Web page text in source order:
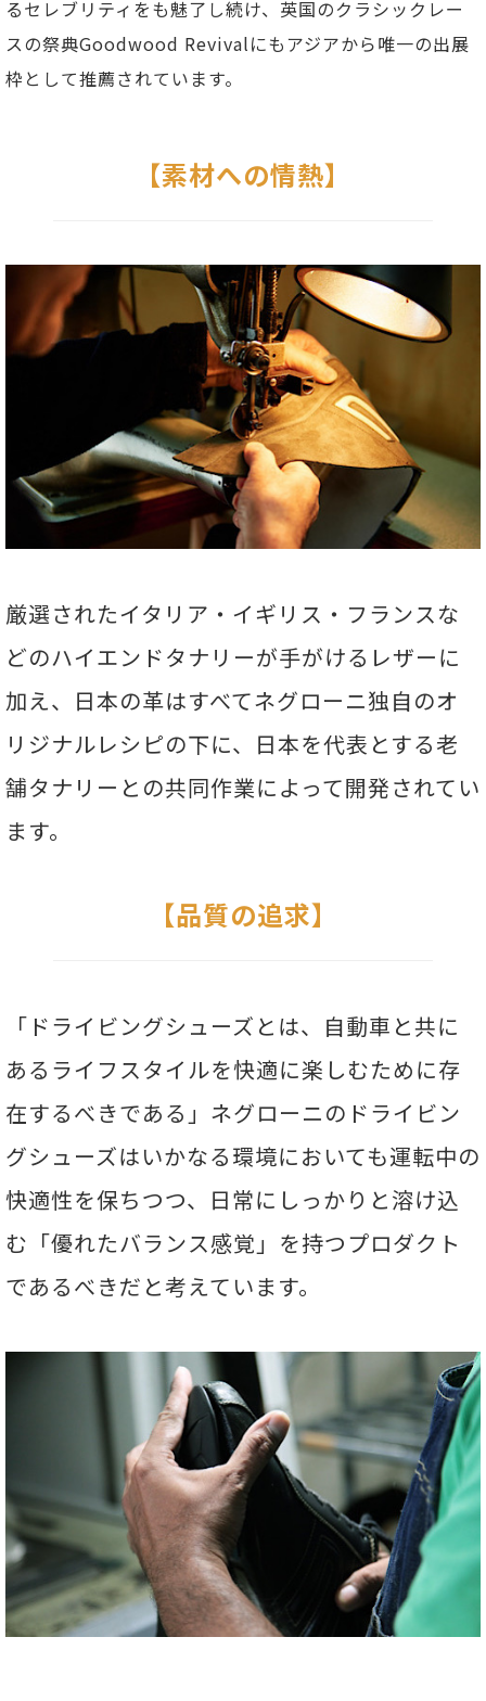
るセレブリティをも魅了し続け、英国のクラシックレー
スの祭典Goodwood Revivalにもアジアから唯一の出展
枠として推薦されています。
【素材への情熱】
厳選されたイタリア・イギリス・フランスな
どのハイエンドタナリーが手がけるレザーに
加え、日本の革はすべてネグローニ独自のオ
リジナルレシピの下に、日本を代表とする老
舗タナリーとの共同作業によって開発されてい
ます。
【品質の追求】
「ドライビングシューズとは、自動車と共に
あるライフスタイルを快適に楽しむために存
在するべきである」ネグローニのドライビン
グシューズはいかなる環境においても運転中の
快適性を保ちつつ、日常にしっかりと溶け込
む「優れたバランス感覚」を持つプロダクト
であるべきだと考えています。